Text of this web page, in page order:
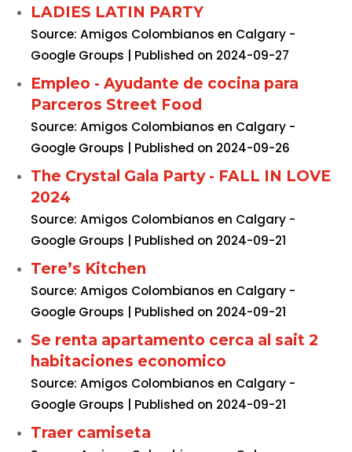
LADIES LATIN PARTY
Source: Amigos Colombianos en Calgary -
Google Groups
Published on 2024-09-27
Empleo - Ayudante de cocina para
Parceros Street Food
Source: Amigos Colombianos en Calgary -
Google Groups
Published on 2024-09-26
The Crystal Gala Party - FALL IN LOVE
2024
Source: Amigos Colombianos en Calgary -
Google Groups
Published on 2024-09-21
Tere’s Kitchen
Source: Amigos Colombianos en Calgary -
Google Groups
Published on 2024-09-21
Se renta apartamento cerca al sait 2
habitaciones economico
Source: Amigos Colombianos en Calgary -
Google Groups
Published on 2024-09-21
Traer camiseta